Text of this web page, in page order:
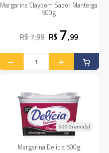
Margarina Claybom Sabor Manteiga
500g
R$ 7,99 R$ 7,99
Margarina Delicia 500g
500 Grama(s)